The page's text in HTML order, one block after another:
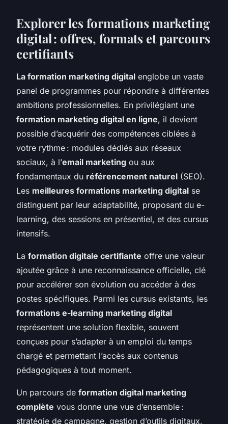
Explorer les formations marketing
digital : offres, formats et parcours
certifiants
La formation marketing digital englobe un vaste
panel de programmes pour répondre à différentes
ambitions professionnelles. En privilégiant une
formation marketing digital en ligne, il devient
possible d’acquérir des compétences ciblées à
votre rythme : modules dédiés aux réseaux
sociaux, à l’email marketing ou aux
fondamentaux du référencement naturel (SEO).
Les meilleures formations marketing digital se
distinguent par leur adaptabilité, proposant du e-
learning, des sessions en présentiel, et des cursus
intensifs.
La formation digitale certifiante offre une valeur
ajoutée grâce à une reconnaissance officielle, clé
pour accélérer son évolution ou accéder à des
postes spécifiques. Parmi les cursus existants, les
formations e-learning marketing digital
représentent une solution flexible, souvent
conçues pour s’adapter à un emploi du temps
chargé et permettant l’accès aux contenus
pédagogiques à tout moment.
Un parcours de formation digital marketing
complète vous donne une vue d’ensemble :
stratégie de campagne, gestion d’outils digitaux,